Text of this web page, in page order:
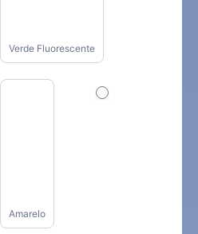
Verde Fluorescente
Amarelo